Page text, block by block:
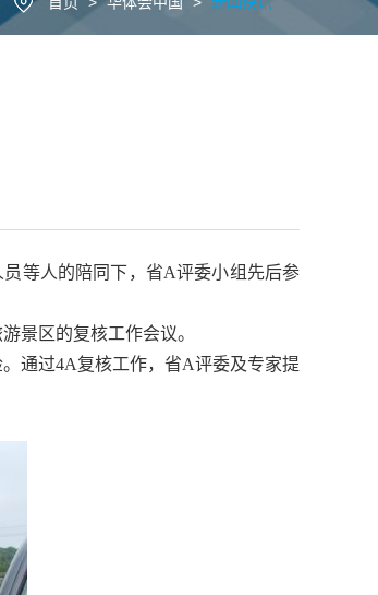
等人的陪同下，省A评委小组先后参
景区的复核工作会议。
通过4A复核工作，省A评委及专家提